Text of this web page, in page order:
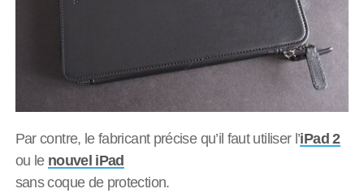
Par contre, le fabricant précise qu’il faut utiliser l’iPad 2
ou le nouvel iPad
sans coque de protection.